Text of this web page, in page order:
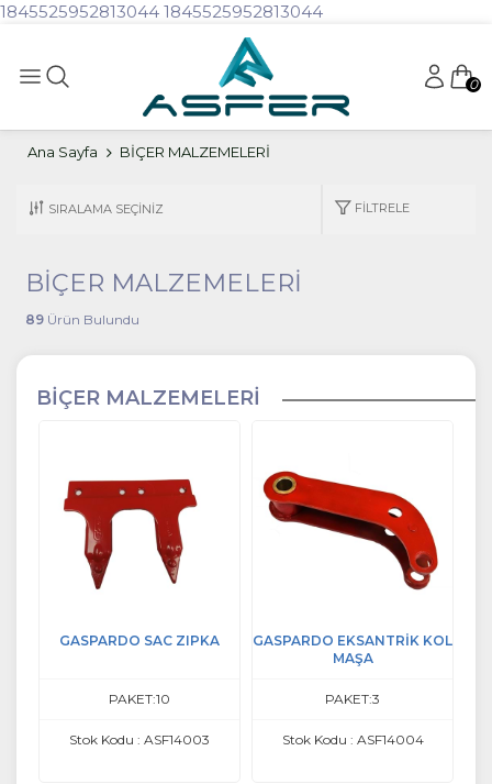
1845525952813044 1845525952813044
0
Ana Sayfa BİÇER MALZEMELERİ
FILTRELE
BİÇER MALZEMELERİ
89Ürün Bulundu
BİÇER MALZEMELERİ
GASPARDO SAC ZIPKA
PAKET:10
Stok Kodu : ASF14003
GASPARDO EKSANTRİK KOL
MAŞA
PAKET:3
Stok Kodu : ASF14004